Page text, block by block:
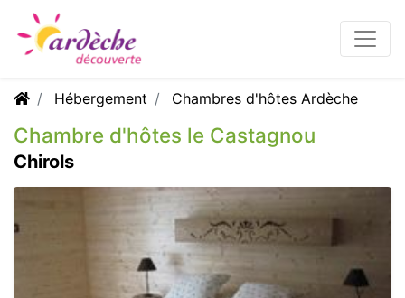
Hébergement Chambres d'hôtes Ardèche
Chambre d'hôtes le Castagnou
Chirols